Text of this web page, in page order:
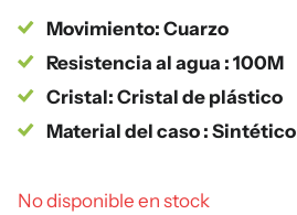
Movimiento: Cuarzo
Resistencia al agua : 100M
Cristal: Cristal de plástico
Material del caso : Sintético
No disponible en stock